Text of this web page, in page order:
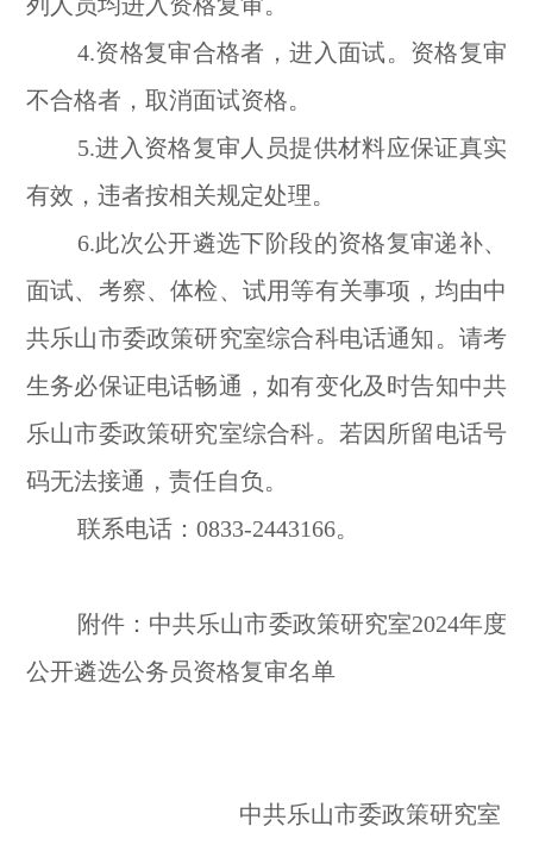
4.资格复审合格者，进入面试。资格复审
不合格者，取消面试资格。
5.进入资格复审人员提供材料应保证真实
有效，违者按相关规定处理。
6.此次公开遴选下阶段的资格复审递补、
面试、考察、体检、试用等有关事项，均由中
共乐山市委政策研究室综合科电话通知。请考
生务必保证电话畅通，如有变化及时告知中共
乐山市委政策研究室综合科。若因所留电话号
码无法接通，责任自负。
联系电话：0833-2443166。
附件：中共乐山市委政策研究室2024年度
公开遴选公务员资格复审名单
中共乐山市委政策研究室